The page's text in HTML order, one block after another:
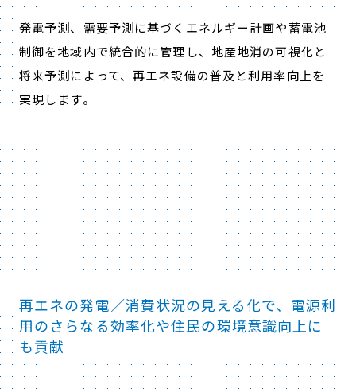
発電予測、需要予測に基づくエネルギー計画や蓄電池
制御を地域内で統合的に管理し、地産地消の可視化と
将来予測によって、再エネ設備の普及と利用率向上を
実現します。
再エネの発電／消費状況の見える化で、電源利
用のさらなる効率化や住民の環境意識向上に
も貢献